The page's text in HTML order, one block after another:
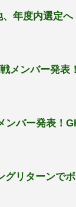
年度内選定
メンバー発
バー発表！
リターンで